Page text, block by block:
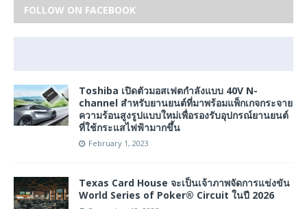
FOLLOW ON FACEBOOK
Toshiba เปิดตัวมอสเฟตกำลังแบบ 40V N-
channel สำหรับยานยนต์ที่มาพร้อมแพ็กเกจกระจาย
ความร้อนสูงรูปแบบใหม่เพื่อรองรับอุปกรณ์ยานยนต์
ที่ใช้กระแสไฟฟ้ามากขึ้น
February 1, 2023
Texas Card House จะเป็นเจ้าภาพจัดการแข่งขัน
World Series of Poker® Circuit ในปี 2026